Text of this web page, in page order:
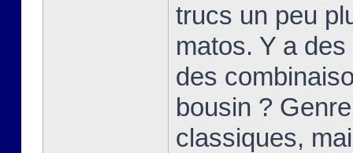
trucs un peu
matos. Y a
des
bousin ?
classiques,